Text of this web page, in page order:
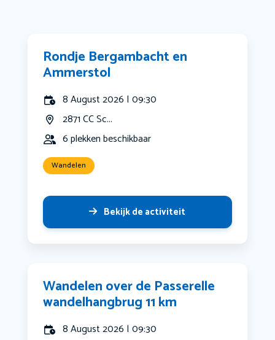
Rondje Bergambacht en
Ammerstol
8 August 2026 | 09:30
2871 CC Sc...
6 plekken beschikbaar
Wandelen
Bekijk de activiteit
Wandelen over de Passerelle
wandelhangbrug 11 km
8 August 2026 | 09:30